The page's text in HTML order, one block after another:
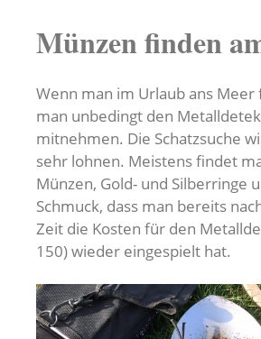
Münzen finden
Wenn man im Urlaub ans Meer
man unbedingt den
mitnehmen. Die Schatzsuche
sehr lohnen. Meistens findet
Münzen, Gold- und Silberringe
Schmuck, dass man bereits
Zeit die Kosten für den
150) wieder eingespielt hat.